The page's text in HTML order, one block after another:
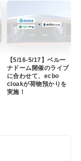
【5/16-5/17】ベルー
ナドーム開催のライブ
に合わせて、ecbo
cloakが荷物預かりを
実施！